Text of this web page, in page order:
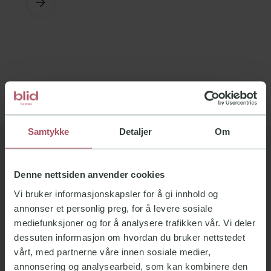
Samtykke Detaljer Om
Denne nettsiden anvender cookies
Vi bruker informasjonskapsler for å gi innhold og
annonser et personlig preg, for å levere sosiale
mediefunksjoner og for å analysere trafikken vår. Vi deler
dessuten informasjon om hvordan du bruker nettstedet
vårt, med partnerne våre innen sosiale medier,
annonsering og analysearbeid, som kan kombinere den
Kontakt oss
Send oss en henvendelse gjennom kontaktskjema,
eller ta kontakt på mail eller telefon, så hjelper vi